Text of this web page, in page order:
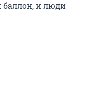
баллон, и люди